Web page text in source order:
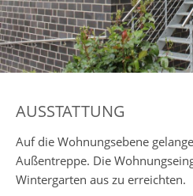
AUSSTATTUNG
Auf die Wohnungsebene
Außentreppe. Die
Wintergarten aus zu erreichten.